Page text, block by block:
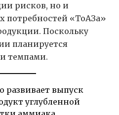
рисков, но и
потребностей «ТоАЗа»
Поскольку
планируется
темпами.
развивает выпуск
углубленной